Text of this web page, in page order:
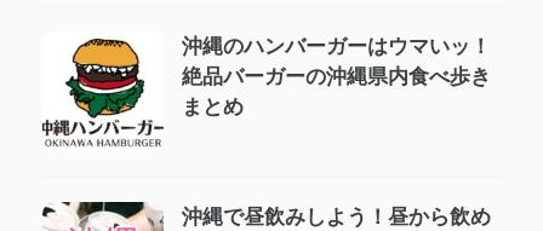
沖縄のハンバーガーはウマいッ！
絶品バーガーの沖縄県内食べ歩き
まとめ
沖縄で昼飲みしよう！昼から飲め